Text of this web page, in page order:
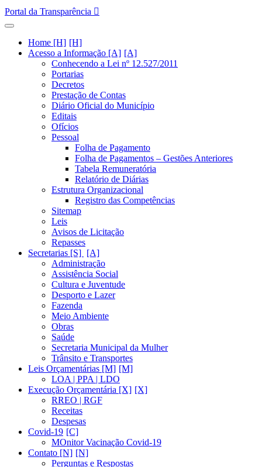
Portal da Transparência
Home [H]
Acesso a Informação [A]
Conhecendo a Lei nº 12.527/2011
Portarias
Decretos
Prestação de Contas
Diário Oficial do Município
Editais
Ofícios
Pessoal
Folha de Pagamento
Folha de Pagamentos – Gestões Anteriores
Tabela Remuneratória
Relatório de Diárias
Estrutura Organizacional
Registro das Competências
Sitemap
Leis
Avisos de Licitação
Repasses
Secretarias [S]
Administração
Assistência Social
Cultura e Juventude
Desporto e Lazer
Fazenda
Meio Ambiente
Obras
Saúde
Secretaria Municipal da Mulher
Trânsito e Transportes
Leis Orçamentárias [M]
LOA | PPA | LDO
Execução Orçamentária [X]
RREO | RGF
Receitas
Despesas
Covid-19
MOnitor Vacinação Covid-19
Contato [N]
Perguntas e Respostas